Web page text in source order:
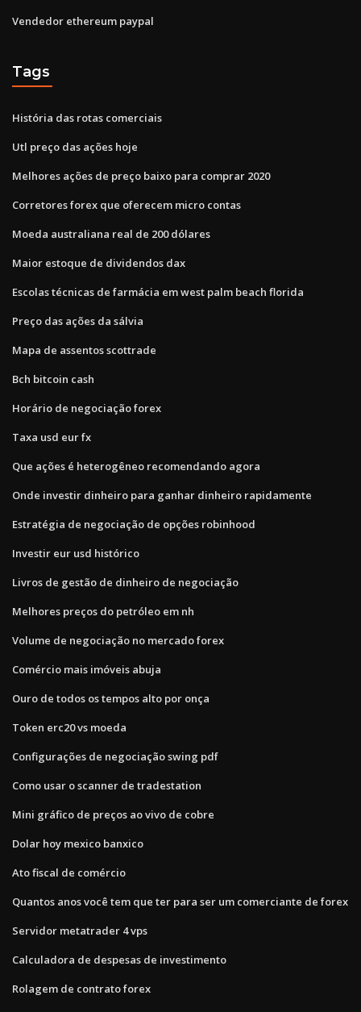
Vendedor ethereum paypal
Tags
História das rotas comerciais
Utl preço das ações hoje
Melhores ações de preço baixo para comprar 2020
Corretores forex que oferecem micro contas
Moeda australiana real de 200 dólares
Maior estoque de dividendos dax
Escolas técnicas de farmácia em west palm beach florida
Preço das ações da sálvia
Mapa de assentos scottrade
Bch bitcoin cash
Horário de negociação forex
Taxa usd eur fx
Que ações é heterogêneo recomendando agora
Onde investir dinheiro para ganhar dinheiro rapidamente
Estratégia de negociação de opções robinhood
Investir eur usd histórico
Livros de gestão de dinheiro de negociação
Melhores preços do petróleo em nh
Volume de negociação no mercado forex
Comércio mais imóveis abuja
Ouro de todos os tempos alto por onça
Token erc20 vs moeda
Configurações de negociação swing pdf
Como usar o scanner de tradestation
Mini gráfico de preços ao vivo de cobre
Dolar hoy mexico banxico
Ato fiscal de comércio
Quantos anos você tem que ter para ser um comerciante de forex
Servidor metatrader 4 vps
Calculadora de despesas de investimento
Rolagem de contrato forex